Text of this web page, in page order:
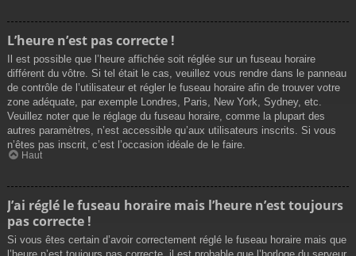
L’heure n’est pas correcte !
Il est possible que l’heure affichée soit réglée sur un fuseau horaire
différent du vôtre. Si tel était le cas, veuillez vous rendre dans le panneau
de contrôle de l’utilisateur et régler le fuseau horaire afin de trouver votre
zone adéquate, par exemple Londres, Paris, New York, Sydney, etc.
Veuillez noter que le réglage du fuseau horaire, comme la plupart des
autres paramètres, n’est accessible qu’aux utilisateurs inscrits. Si vous
n’êtes pas inscrit, c’est l’occasion idéale de le faire.
Haut
J’ai réglé le fuseau horaire mais l’heure n’est toujours
pas correcte !
Si vous êtes certain d’avoir correctement réglé le fuseau horaire mais que